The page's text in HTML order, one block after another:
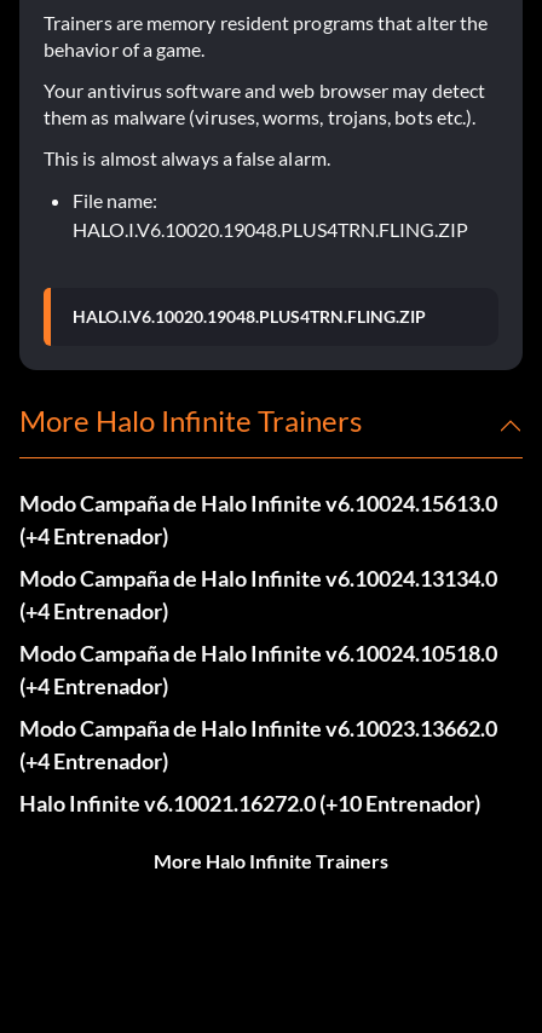
Trainers are memory resident programs that alter the
behavior of a game.
Your antivirus software and web browser may detect
them as malware (viruses, worms, trojans, bots etc.).
This is almost always a false alarm.
File name:
HALO.I.V6.10020.19048.PLUS4TRN.FLING.ZIP
HALO.I.V6.10020.19048.PLUS4TRN.FLING.ZIP
More Halo Infinite Trainers
Modo Campaña de Halo Infinite v6.10024.15613.0
(+4 Entrenador)
Modo Campaña de Halo Infinite v6.10024.13134.0
(+4 Entrenador)
Modo Campaña de Halo Infinite v6.10024.10518.0
(+4 Entrenador)
Modo Campaña de Halo Infinite v6.10023.13662.0
(+4 Entrenador)
Halo Infinite v6.10021.16272.0 (+10 Entrenador)
More Halo Infinite Trainers